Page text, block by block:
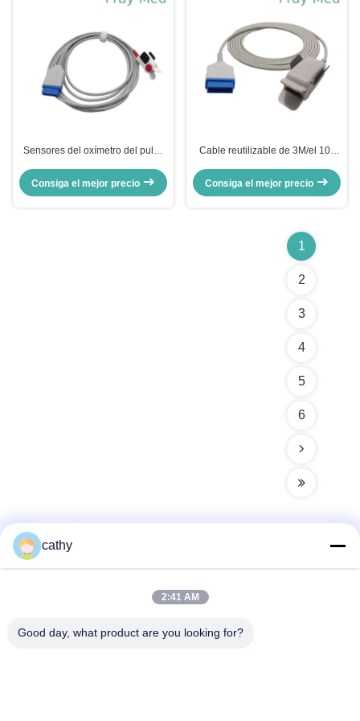
Sensores del oxímetro del pulso
prueba médicas del buey del
Consiga el mejor precio
Cable reutilizable de 3M/el 10ft
Spo2 11 de GE Marqutte OXI
Consiga el mejor precio
1
2
3
4
5
6
Cuarto y quinto piso, Edificio 3, 19, calle North Danzi, calle
cathy
2:41 AM
Good day, what product are you looking for?